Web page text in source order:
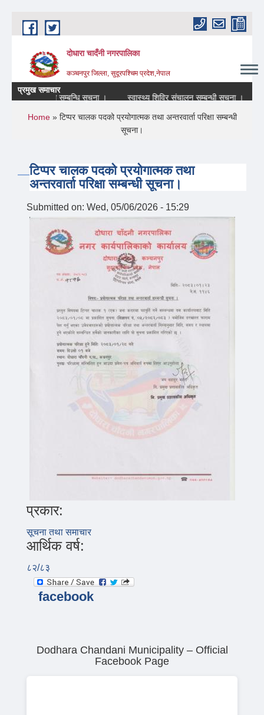
Skip to main content
दोधारा चादँनी नगरपालिका
कञ्चनपुर जिल्ला, सुदूरपश्चिम प्रदेश,नेपाल
प्रमुख समाचार
बन्द रहने सम्बन्धि सूचना ।
स्वास्थ्य शिविर संचालन सम्बन्धी सूचना ।
You are here
Home» टिप्पर चालक पदको प्रयोगात्मक तथा अन्तरवार्ता परिक्षा सम्बन्धी
सूचना।
टिप्पर चालक पदको प्रयोगात्मक तथा
अन्तरवार्ता परिक्षा सम्बन्धी सूचना।
Submitted on: Wed, 05/06/2026 - 15:29
प्रकार:
सूचना तथा समाचार
आर्थिक वर्ष:
८२/८३
facebook
Dodhara Chandani Municipality – Official
Facebook Page